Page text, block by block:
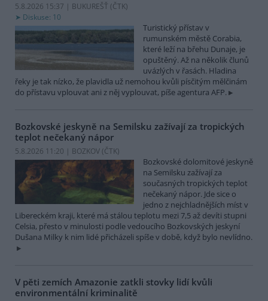
5.8.2026 15:37 | BUKUREŠŤ (ČTK)
Diskuse: 10
Turistický přístav v
rumunském městě Corabia,
které leží na břehu Dunaje, je
opuštěný. Až na několik člunů
uvázlých v řasách. Hladina
řeky je tak nízko, že plavidla už nemohou kvůli písčitým mělčinám
do přístavu vplouvat ani z něj vyplouvat, píše agentura AFP.
Bozkovské jeskyně na Semilsku zažívají za tropických
teplot nečekaný nápor
5.8.2026 11:20 | BOZKOV (ČTK)
Bozkovské dolomitové jeskyně
na Semilsku zažívají za
současných tropických teplot
nečekaný nápor. Jde sice o
jedno z nejchladnějších míst v
Libereckém kraji, které má stálou teplotu mezi 7,5 až devíti stupni
Celsia, přesto v minulosti podle vedoucího Bozkovských jeskyní
Dušana Milky k nim lidé přicházeli spíše v době, když bylo nevlídno.
V pěti zemích Amazonie zatkli stovky lidí kvůli
environmentální kriminalitě